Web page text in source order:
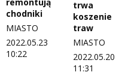
remontują
chodniki
MIASTO
2022.05.23
10:22
trwa
koszenie
traw
MIASTO
2022.05.20
11:31